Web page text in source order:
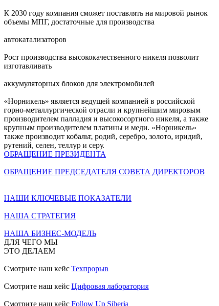
К 2030 году компания сможет поставлять на мировой рынок
объемы МПГ, достаточные для производства
автокатализаторов
Рост производства высококачественного никеля позволит
изготавливать
аккумуляторных блоков для электромобилей
«Норникель» является ведущей компанией в российской
горно-металлургической отрасли и крупнейшим мировым
производителем палладия и высокосортного никеля, а также
крупным производителем платины и меди. «Норникель»
также производит кобальт, родий, серебро, золото, иридий,
рутений, селен, теллур и серу.
ОБРАЩЕНИЕ ПРЕЗИДЕНТА
ОБРАЩЕНИЕ ПРЕДСЕДАТЕЛЯ СОВЕТА ДИРЕКТОРОВ
НАШИ КЛЮЧЕВЫЕ ПОКАЗАТЕЛИ
НАША СТРАТЕГИЯ
НАША БИЗНЕС-МОДЕЛЬ
ДЛЯ ЧЕГО МЫ
ЭТО ДЕЛАЕМ
Смотрите наш кейс Техпрорыв
Смотрите наш кейс Цифровая лаборатория
Смотрите наш кейс Follow Up Siberia